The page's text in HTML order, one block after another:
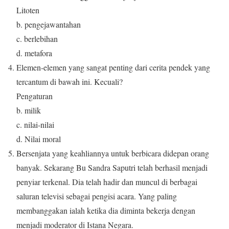
Litoten
b. pengejawantahan
c. berlebihan
d. metafora
Elemen-elemen yang sangat penting dari cerita pendek yang
tercantum di bawah ini. Kecuali?
Pengaturan
b. milik
c. nilai-nilai
d. Nilai moral
Bersenjata yang keahliannya untuk berbicara didepan orang
banyak. Sekarang Bu Sandra Saputri telah berhasil menjadi
penyiar terkenal. Dia telah hadir dan muncul di berbagai
saluran televisi sebagai pengisi acara. Yang paling
membanggakan ialah ketika dia diminta bekerja dengan
menjadi moderator di Istana Negara.